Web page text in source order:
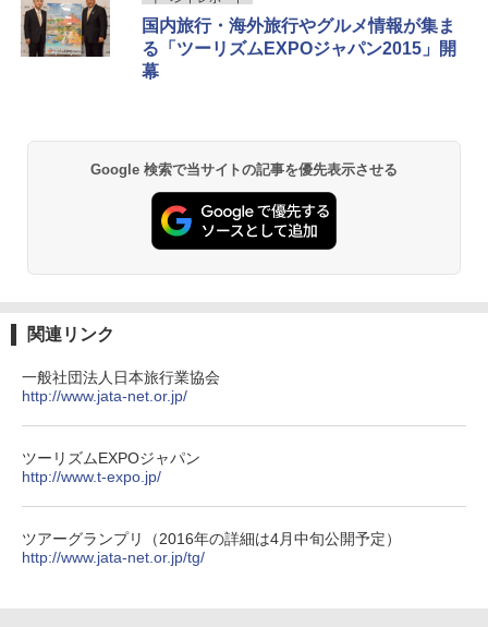
￥2,079
僕が見た未来【完全版】
球の歩き方A ヨーロッパ
￥2,479
パ
ッシュ 簡単設置 ワンタッチテント キャンプ
&ハイキング カーキ PATC-150(KH)
ト プライバシー テント 【中が透けない】 1
人用 折りたたみ 防災グッズ 災害用トイレ ビ
易 トイレテント (ブラック)
￥4,980
￥5,999
広げるだけ パッとサッとテント ブラックコ
￥9,990
￥2,980
￥14,800
DEWEL パラソル 大型 ビーチ アウトドアパ
ラソル ガーデン サイトシート付 折りたたみ
熊撃退スプレー 熊よけスプレー 熊スプレー
【日本企業販売】超強力クマ対策スプレー 30
0ml（連続噴射30秒）110ml（連続噴射15
付き ヒグマ・イノシシ対策 自治体・教育機
￥3,680
国内旅行・海外旅行やグルメ情報が集ま
る「ツーリズムEXPOジャパン2015」開
幕
Google 検索で当サイトの記事を優先表示させる
関連リンク
一般社団法人日本旅行業協会
http://www.jata-net.or.jp/
ツーリズムEXPOジャパン
http://www.t-expo.jp/
ツアーグランプリ（2016年の詳細は4月中旬公開予定）
http://www.jata-net.or.jp/tg/